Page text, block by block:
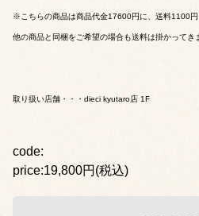
※こちらの商品は商品代金17600円に、送料1100円
他の商品と同梱をご希望の場合も送料は掛かってき
取り扱い店舗・・・dieci kyutaro店 1F
code:
price:19,800円(税込)